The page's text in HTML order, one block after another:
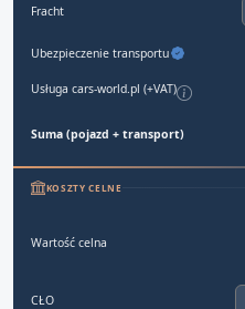
Fracht
Ubezpieczenie transportu
Usługa cars-world.pl (+VAT)
Suma (pojazd + transport)
KOSZTY CELNE
Wartość celna
CŁO